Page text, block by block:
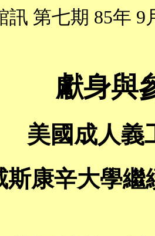
訊 第七期 85年 9
獻身與
美國成人義
斯康辛大學